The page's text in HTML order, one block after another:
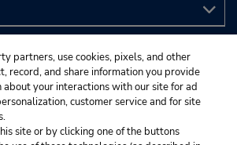
partners, use cookies, pixels, and other
record, and share information you provide
your interactions with our site for ad
customer service and for site
site or by clicking one of the buttons